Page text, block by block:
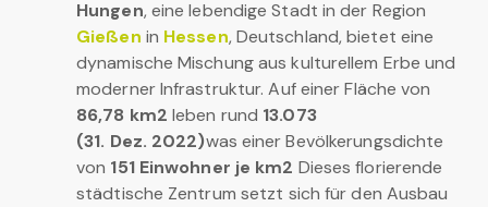
Hungen, eine lebendige Stadt in der Region
Gießen in Hessen, Deutschland, bietet eine
dynamische Mischung aus kulturellem Erbe und
moderner Infrastruktur. Auf einer Fläche von
86,78 km2 leben rund 13.073
(31. Dez. 2022)was einer Bevölkerungsdichte
von 151 Einwohner je km2 Dieses florierende
städtische Zentrum setzt sich für den Ausbau